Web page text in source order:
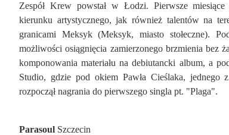
Zespół Krew powstał w Łodzi. Pierwsze miesiące
kierunku artystycznego, jak również talentów na
granicami Meksyk (Meksyk, miasto stołeczne).
możliwości osiągnięcia zamierzonego brzmienia bez
komponowania materiału na debiutancki album, a
Studio, gdzie pod okiem Pawła Cieślaka, jednego
rozpoczął nagrania do pierwszego singla pt. "Plaga".
Parasoul Szczecin